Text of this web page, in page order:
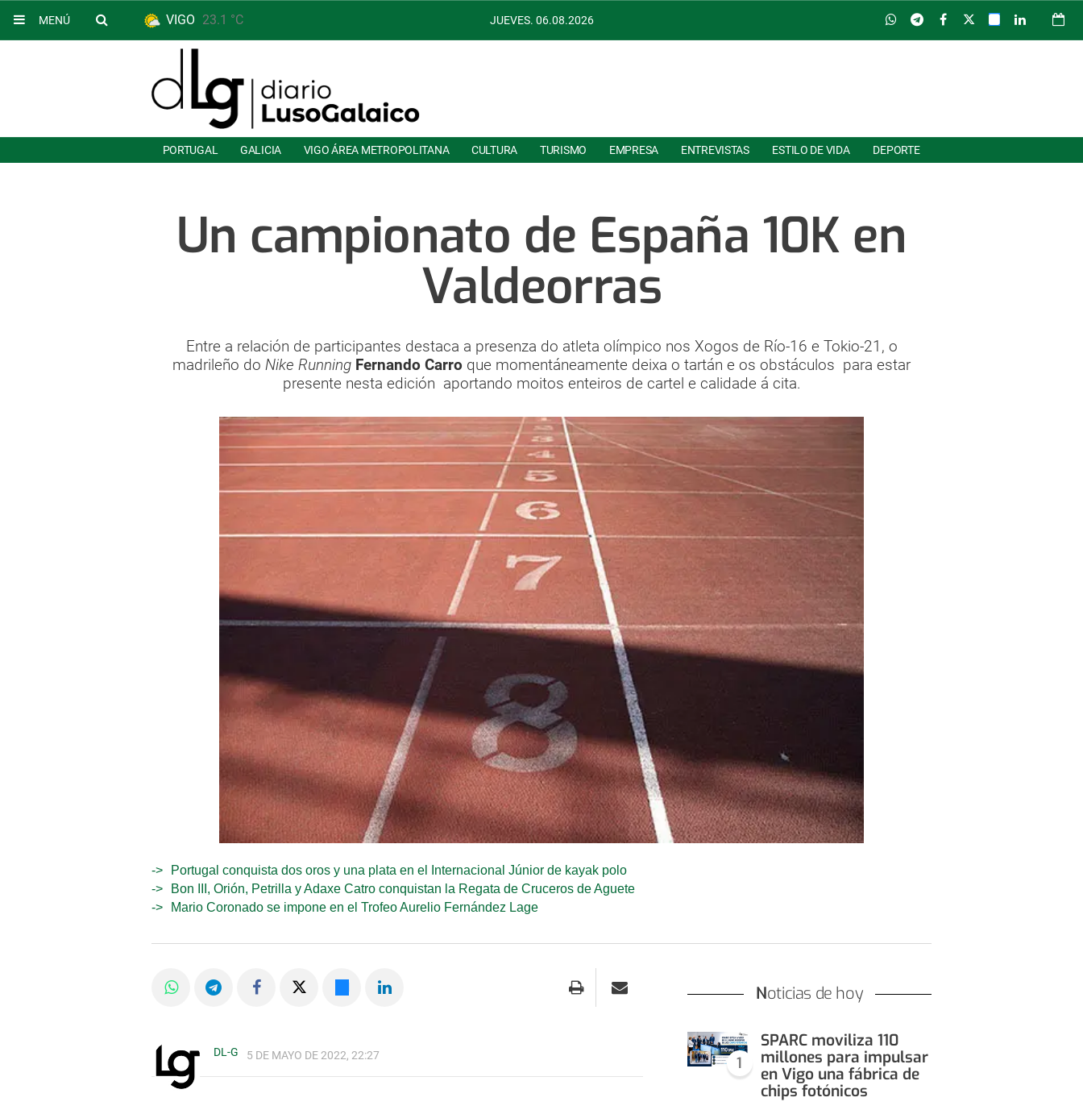
MENÚ VIGO 23.1 °C JUEVES. 06.08.2026
PORTUGAL GALICIA VIGO ÁREA METROPOLITANA CULTURA TURISMO EMPRESA ENTREVISTAS ESTILO DE VIDA DEPORTE
Un campionato de España 10K en
Valdeorras
Entre a relación de participantes destaca a presenza do atleta olímpico nos Xogos de Río-16 e Tokio-21, o
madrileño do Nike Running Fernando Carro que momentáneamente deixa o tartán e os obstáculos para estar
presente nesta edición aportando moitos enteiros de cartel e calidade á cita.
Portugal conquista dos oros y una plata en el Internacional Júnior de kayak polo
Bon III, Orión, Petrilla y Adaxe Catro conquistan la Regata de Cruceros de Aguete
Mario Coronado se impone en el Trofeo Aurelio Fernández Lage
DL-G 5 DE MAYO DE 2022, 22:27
Noticias de hoy
1
SPARC moviliza 110
millones para impulsar
en Vigo una fábrica de
chips fotónicos